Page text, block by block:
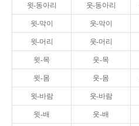
윗-동아리 웃-동아리
윗-막이 웃-막이
윗-머리 웃-머리
윗-목 웃-목
윗-몸 웃-몸
윗-바람 웃-바람
윗-배 웃-배